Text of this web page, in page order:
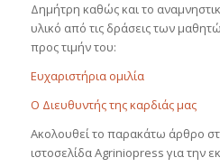
Δημήτρη καθώς και το
υλικό από τις δράσεις των
προς τιμήν του:
Ευχαριστήρια ομιλία
Ο Διευθυντής της καρδιάς μας
Ακολουθεί το παρακάτω άρθρο
ιστοσελίδα Agriniopress για την